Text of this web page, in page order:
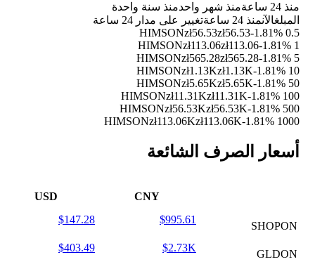
منذ 24 ساعة منذ شهر واحدمنذ سنة واحدة
المبلغالآنمنذ 24 ساعة
تغيير على مدار 24 ساعة
0.5 HIMSON
zł56.53zł56.53-1.81%
1 HIMSON
zł113.06zł113.06-1.81%
5 HIMSON
zł565.28zł565.28-1.81%
10 HIMSON
zł1.13Kzł1.13K-1.81%
50 HIMSON
zł5.65Kzł5.65K-1.81%
100 HIMSON
zł11.31Kzł11.31K-1.81%
500 HIMSON
zł56.53Kzł56.53K-1.81%
1000 HIMSON
zł113.06Kzł113.06K-1.81%
أسعار الصرف الشائعة
CNY
USD
SHOPON
$995.61
$147.28
GLDON
$2.73K
$403.49